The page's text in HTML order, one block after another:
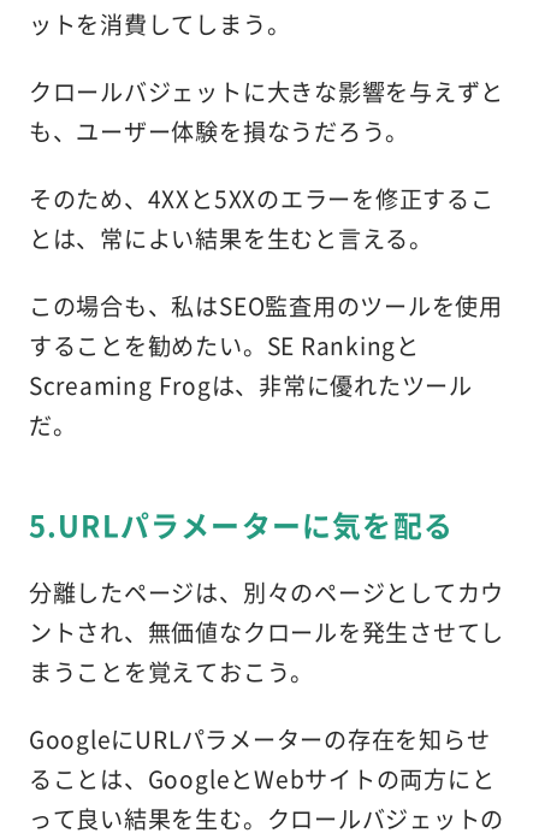
ットを消費してしまう。
クロールバジェットに大きな影響を与えずと
も、ユーザー体験を損なうだろう。
そのため、4XXと5XXのエラーを修正するこ
とは、常によい結果を生むと言える。
この場合も、私はSEO監査用のツールを使用
することを勧めたい。SE Rankingと
Screaming Frogは、非常に優れたツール
だ。
5.URLパラメーターに気を配る
分離したページは、別々のページとしてカウ
ントされ、無価値なクロールを発生させてし
まうことを覚えておこう。
GoogleにURLパラメーターの存在を知らせ
ることは、GoogleとWebサイトの両方にと
って良い結果を生む。クロールバジェットの